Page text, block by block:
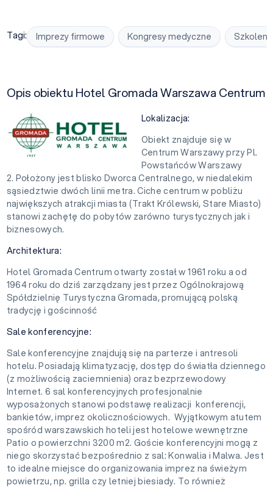
Tagi: Imprezy firmowe Kongresy medyczne
Opis obiektu Hotel Gromada Warszawa Centrum
Lokalizacja:
Obiekt znajduje się w
Centrum Warszawy przy Pl.
Powstańców Warszawy
2. Położony jest blisko Dworca Centralnego, w niedalekim
sąsiedztwie dwóch linii metra. Ciche centrum w pobliżu
największych atrakcji miasta (Trakt Królewski, Stare Miasto)
stanowi zachętę do pobytów zarówno turystycznych jak i
biznesowych.
Architektura:
Hotel Gromada Centrum otwarty został w 1961 roku a od
1964 roku do dziś zarządzany jest przez Ogólnokrajową
Spółdzielnię Turystyczna Gromada, promującą polską
tradycję i gościnność
Sale konferencyjne:
Sale konferencyjne znajdują się na parterze i antresoli
hotelu. Posiadają klimatyzację, dostęp do światła dziennego
(z możliwością zaciemnienia) oraz bezprzewodowy
Internet. 6 sal konferencyjnych profesjonalnie
wyposażonych stanowi podstawę realizacji konferencji,
bankietów, imprez okolicznościowych. Wyjątkowym atutem
spośród warszawskich hoteli jest hotelowe wewnętrzne
Patio o powierzchni 3200 m2. Goście konferencyjni mogą z
niego skorzystać bezpośrednio z sal: Konwalia i Malwa. Jest
to idealne miejsce do organizowania imprez na świeżym
powietrzu, np. grilla czy letniej biesiady. To również